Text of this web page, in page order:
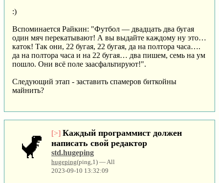
:)
Вспоминается Райкин: "Футбол — двадцать два бугая
один мяч перекатывают! А вы выдайте каждому ну это…
каток! Так они, 22 бугая, 22 бугая, да на полтора часа….
да на полтора часа и на 22 бугая… два пишем, семь на ум
пошло. Они всё поле заасфальтируют!".
Следующий этап - заставить спамеров биткойны
майнить?
[>] Каждый программист должен
написать свой редактор
std.hugeping
hugeping(ping,1) — All
2023-09-10 13:32:09